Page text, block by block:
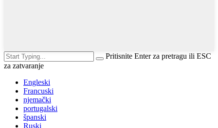
Pritisnite Enter za pretragu ili ESC
za zatvaranje
Engleski
Francuski
njemački
portugalski
španski
Ruski